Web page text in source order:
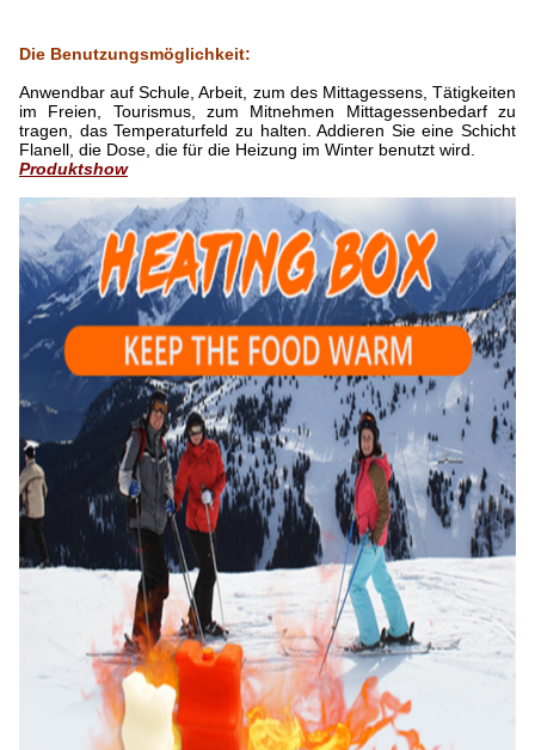
Die Benutzungsmöglichkeit:
Anwendbar auf Schule, Arbeit, zum des Mittagessens, Tätigkeiten
im Freien, Tourismus, zum Mitnehmen Mittagessenbedarf zu
tragen, das Temperaturfeld zu halten. Addieren Sie eine Schicht
Flanell, die Dose, die für die Heizung im Winter benutzt wird.
Produktshow